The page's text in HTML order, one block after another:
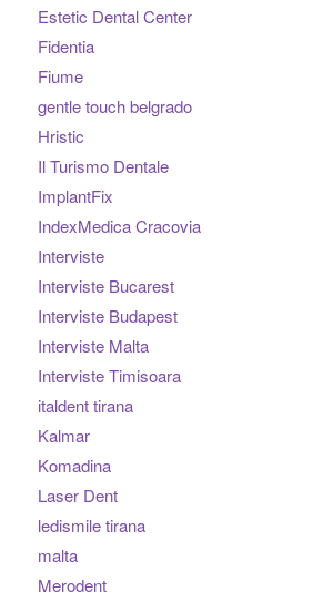
Estetic Dental Center
Fidentia
Fiume
gentle touch belgrado
Hristic
Il Turismo Dentale
ImplantFix
IndexMedica Cracovia
Interviste
Interviste Bucarest
Interviste Budapest
Interviste Malta
Interviste Timisoara
italdent tirana
Kalmar
Komadina
Laser Dent
ledismile tirana
malta
Merodent